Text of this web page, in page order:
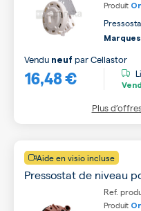
Produit
16,48 €
Vendu neuf parCellastor
Plus
Aide en visio incluse
Pressostat de niveau
Ref.
Produit